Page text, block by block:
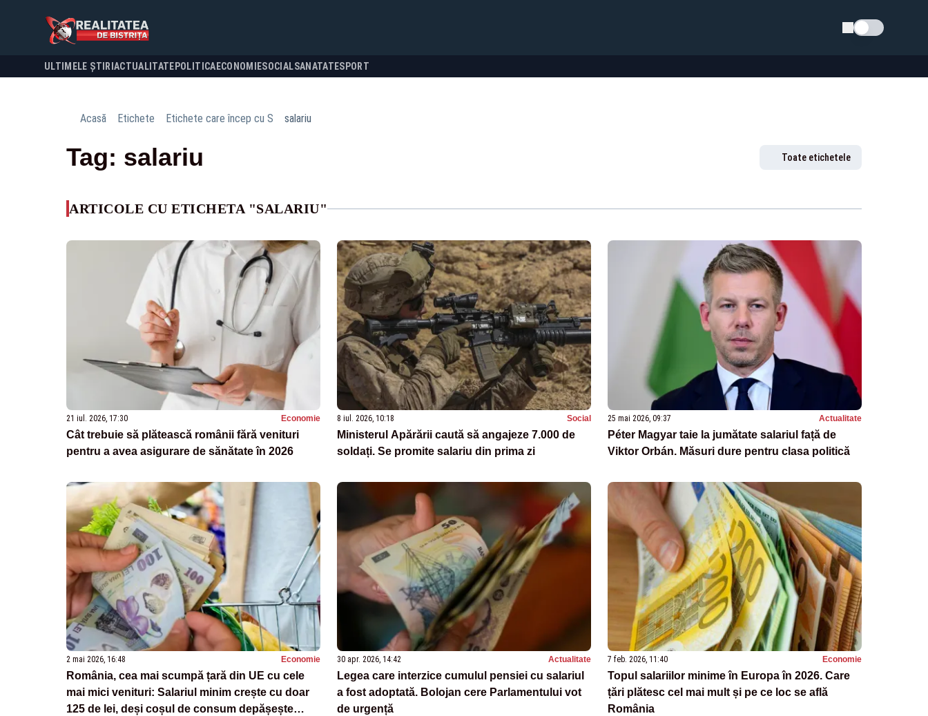
Schimba tema
ULTIMELE ȘTIRI ACTUALITATE POLITICA ECONOMIESOCIALSANATATESPORT
Acasă Etichete Etichete care încep cu S salariu
Tag: salariu Toate etichetele
ARTICOLE CU ETICHETA "SALARIU"
21 iul. 2026, 17:30 Economie
Cât trebuie să plătească românii fără venituri
pentru a avea asigurare de sănătate în 2026
8 iul. 2026, 10:18 Social
Ministerul Apărării caută să angajeze 7.000 de
soldați. Se promite salariu din prima zi
25 mai 2026, 09:37 Actualitate
Péter Magyar taie la jumătate salariul față de
Viktor Orbán. Măsuri dure pentru clasa politică
2 mai 2026, 16:48 Economie
România, cea mai scumpă țară din UE cu cele
mai mici venituri: Salariul minim crește cu doar
125 de lei, deși coșul de consum depășește
30 apr. 2026, 14:42 Actualitate
Legea care interzice cumulul pensiei cu salariul
a fost adoptată. Bolojan cere Parlamentului vot
de urgență
7 feb. 2026, 11:40 Economie
Topul salariilor minime în Europa în 2026. Care
țări plătesc cel mai mult și pe ce loc se află
România